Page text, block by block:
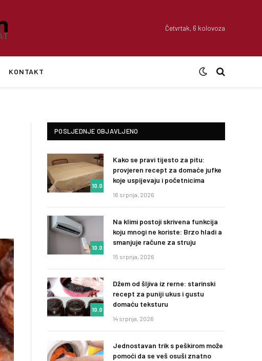
Četvrtak, 6 kolovoza
KONTAKT
POSLJEDNJE OBJAVLJENO
10.0
Kako se pravi tijesto za pitu:
provjeren recept za domaće jufke
koje uspijevaju i početnicima
16 srpnja, 2026
10.0
Na klimi postoji skrivena funkcija
koju mnogi ne koriste: Brzo hladi a
smanjuje račune za struju
15 srpnja, 2026
10.0
Džem od šljiva iz rerne: starinski
recept za puniji ukus i gustu
domaću teksturu
14 srpnja, 2026
Jednostavan trik s peškirom može
pomoći da se veš osuši znatno